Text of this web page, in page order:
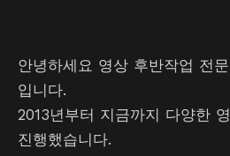
안녕하세요 영상 후반작업 전
입니다.
2013년부터 지금까지 다양한
진행했습니다.